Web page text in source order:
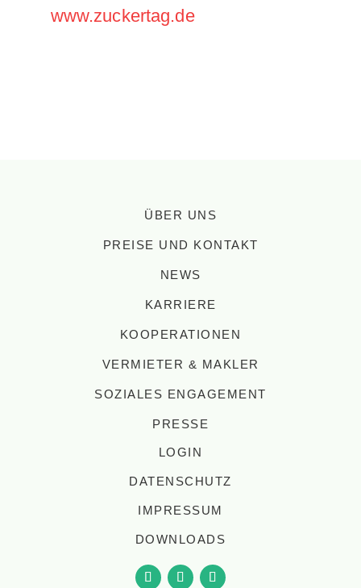
www.zuckertag.de
ÜBER UNS
PREISE UND KONTAKT
NEWS
KARRIERE
KOOPERATIONEN
VERMIETER & MAKLER
SOZIALES ENGAGEMENT
PRESSE
LOGIN
DATENSCHUTZ
IMPRESSUM
DOWNLOADS